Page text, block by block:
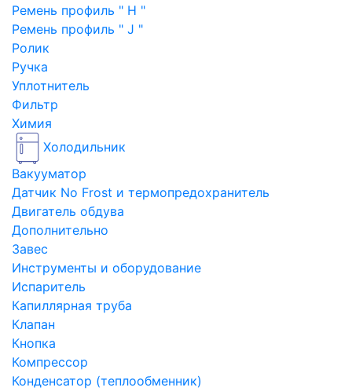
Ремень профиль " H "
Ремень профиль " J "
Ролик
Ручка
Уплотнитель
Фильтр
Химия
Холодильник
Вакууматор
Датчик No Frost и термопредохранитель
Двигатель обдува
Дополнительно
Завес
Инструменты и оборудование
Испаритель
Капиллярная труба
Клапан
Кнопка
Компрессор
Конденсатор (теплообменник)